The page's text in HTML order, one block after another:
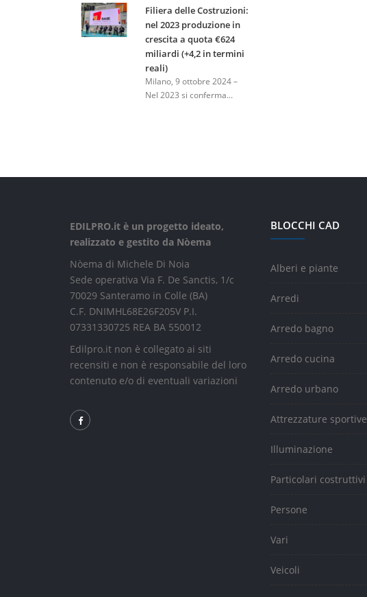
Filiera delle Costruzioni:
nel 2023 produzione in
crescita a quota €624
miliardi (+4,2 in termini
reali)
Milano, 9 ottobre 2024 –
Nel 2023 si conferma...
EDILPRO.it è un progetto ideato,
realizzato e gestito da Nòema
Nòema di Michele Di Noia
Sede operativa Via F. De Sanctis, 1/c
70029 Santeramo in Colle (BA)
C.F. DNIMHL68E26F205V P.I.
07331330725 REA BA 550012
Edilpro.it non è collegato ai siti
recensiti e non è responsabile del loro
contenuto e/o di eventuali variazioni
BLOCCHI CAD
Alberi e piante
Arredi
Arredo bagno
Arredo cucina
Arredo urbano
Attrezzature sportive
Illuminazione
Particolari costruttivi
Persone
Vari
Veicoli